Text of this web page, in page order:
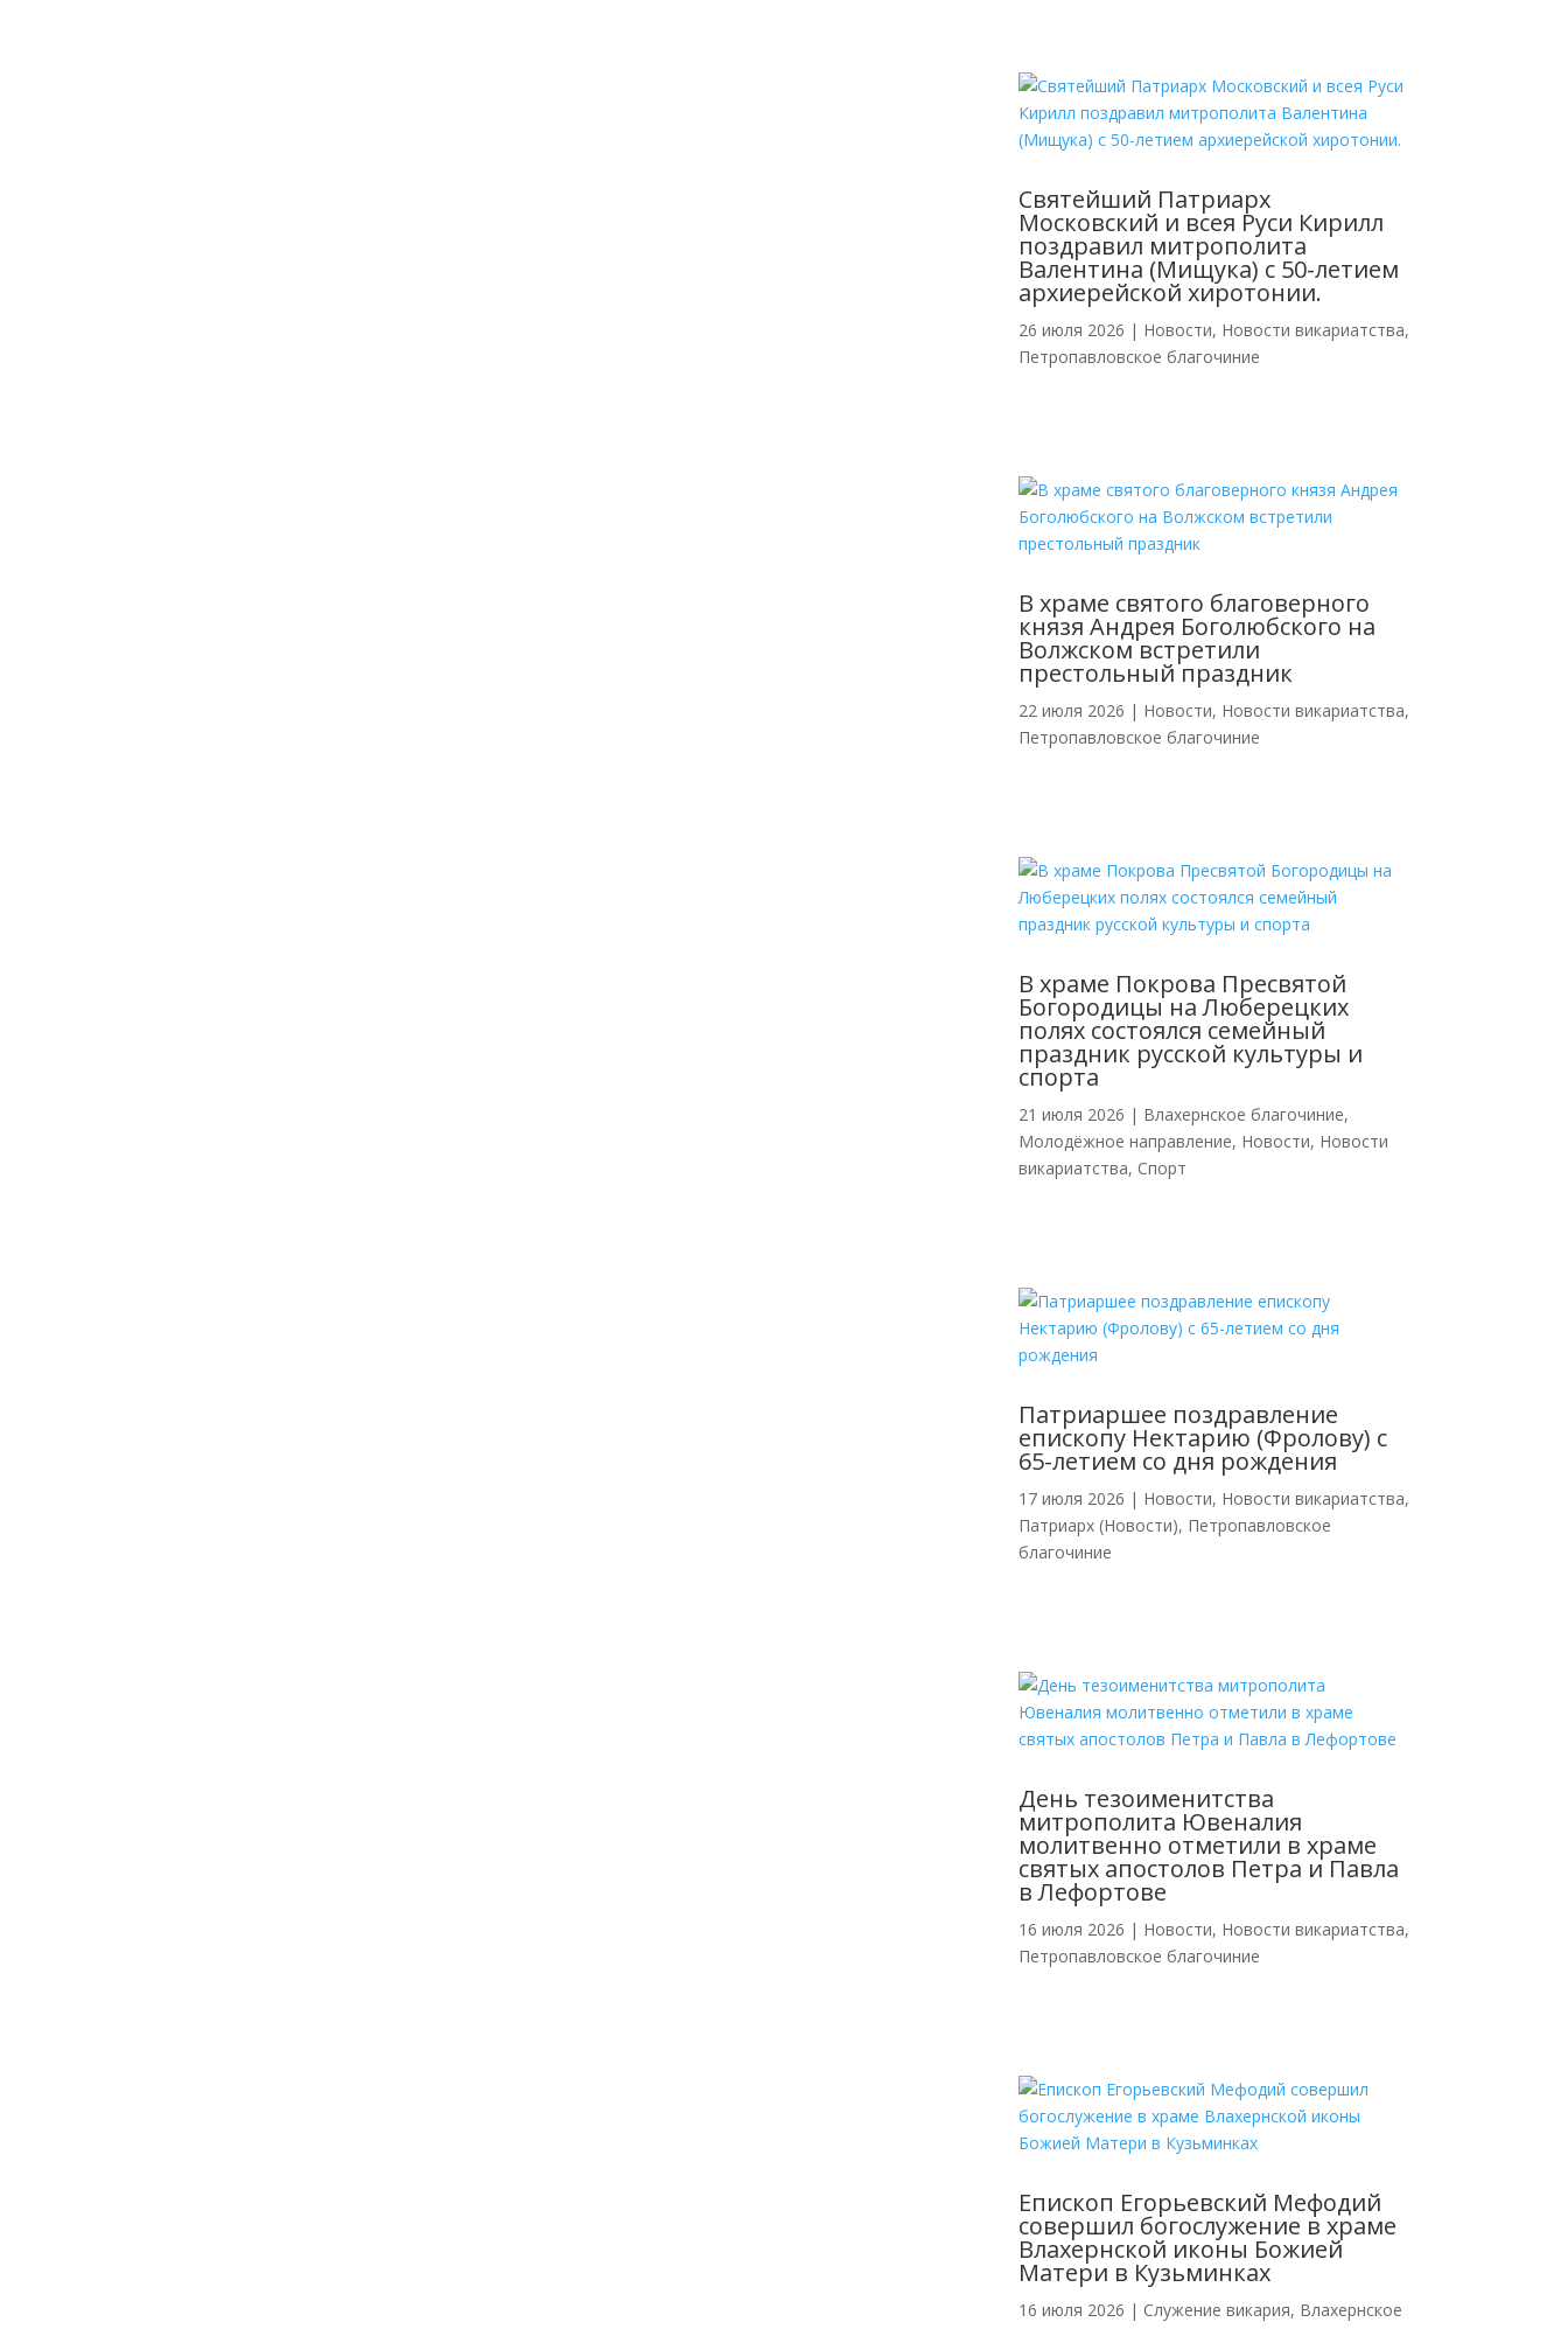
Святейший Патриарх
Московский и всея Руси Кирилл
поздравил митрополита
Валентина (Мищука) с 50-летием
архиерейской хиротонии.
26 июля 2026 | Новости, Новости викариатства,
Петропавловское благочиние
В храме святого благоверного
князя Андрея Боголюбского на
Волжском встретили
престольный праздник
22 июля 2026 | Новости, Новости викариатства,
Петропавловское благочиние
В храме Покрова Пресвятой
Богородицы на Люберецких
полях состоялся семейный
праздник русской культуры и
спорта
21 июля 2026 | Влахернское благочиние,
Молодёжное направление, Новости, Новости
викариатства, Спорт
Патриаршее поздравление
епископу Нектарию (Фролову) с
65-летием со дня рождения
17 июля 2026 | Новости, Новости викариатства,
Патриарх (Новости), Петропавловское
благочиние
День тезоименитства
митрополита Ювеналия
молитвенно отметили в храме
святых апостолов Петра и Павла
в Лефортове
16 июля 2026 | Новости, Новости викариатства,
Петропавловское благочиние
Епископ Егорьевский Мефодий
совершил богослужение в храме
Влахернской иконы Божией
Матери в Кузьминках
16 июля 2026 | Cлужение викария, Влахернское